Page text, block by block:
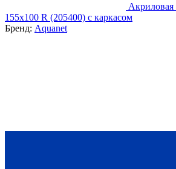
Акриловая
155x100 R (205400) с каркасом
Бренд: Aquanet